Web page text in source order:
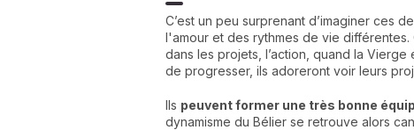
C’est un peu surprenant d’imaginer ces
l'amour et des rythmes de vie
dans les projets, l’action, quand la
de progresser, ils adoreront voir leurs
Ils peuvent former une très bonne
dynamisme du Bélier se retrouve alors